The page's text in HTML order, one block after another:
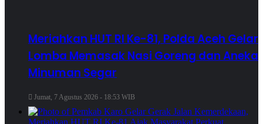
Meriahkan HUT RI Ke-81, Polda Aceh Gelar
Lomba Memasak Nasi Goreng dan Aneka
Minuman Segar
Jumat, 7 Agustus 2026 - 18:53 WIB